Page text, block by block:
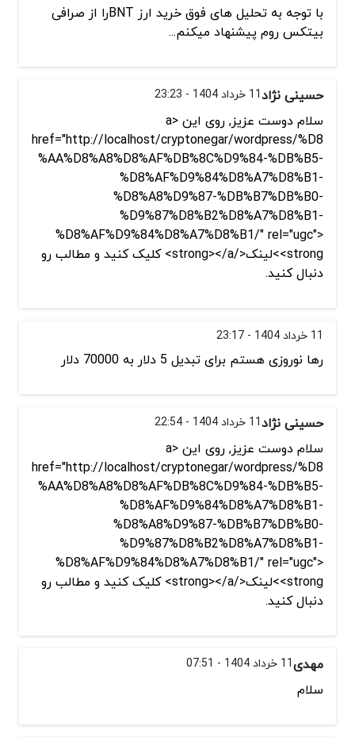
با توجه به تحلیل های فوق خرید ارز BNTرا از صرافی
بیتکس روم پیشنهاد میکنم...
حسینی نژاد11 خرداد 1404 - 23:23
سلام دوست عزیز, روی این <a
href="http://localhost/cryptonegar/wordpress/%D8
%AA%D8%A8%D8%AF%DB%8C%D9%84-%DB%B5-
%D8%AF%D9%84%D8%A7%D8%B1-
%D8%A8%D9%87-%DB%B7%DB%B0-
%D9%87%D8%B2%D8%A7%D8%B1-
%D8%AF%D9%84%D8%A7%D8%B1/" rel="ugc">
<strong>لینک</strong></a> کلیک کنید و مطالب رو
دنبال کنید.
11 خرداد 1404 - 23:17
رها نوروزی هستم برای تبدیل 5 دلار به 70000 دلار
حسینی نژاد11 خرداد 1404 - 22:54
سلام دوست عزیز, روی این <a
href="http://localhost/cryptonegar/wordpress/%D8
%AA%D8%A8%D8%AF%DB%8C%D9%84-%DB%B5-
%D8%AF%D9%84%D8%A7%D8%B1-
%D8%A8%D9%87-%DB%B7%DB%B0-
%D9%87%D8%B2%D8%A7%D8%B1-
%D8%AF%D9%84%D8%A7%D8%B1/" rel="ugc">
<strong>لینک</strong></a> کلیک کنید و مطالب رو
دنبال کنید.
مهدی11 خرداد 1404 - 07:51
سلام